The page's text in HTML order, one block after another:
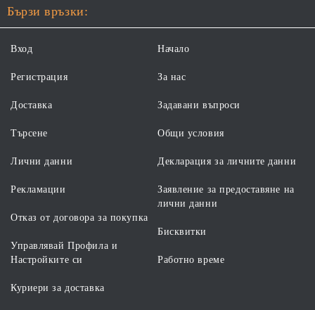
Бързи връзки:
Вход
Регистрация
Доставка
Търсене
Начало
За нас
Задавани въпроси
Общи условия
Лични данни
Рекламации
Отказ от договора за покупка
Управлявай Профила и
Настройките си
Декларация за личните данни
Заявление за предоставяне на
лични данни
Бисквитки
Работно време
Куриери за доставка